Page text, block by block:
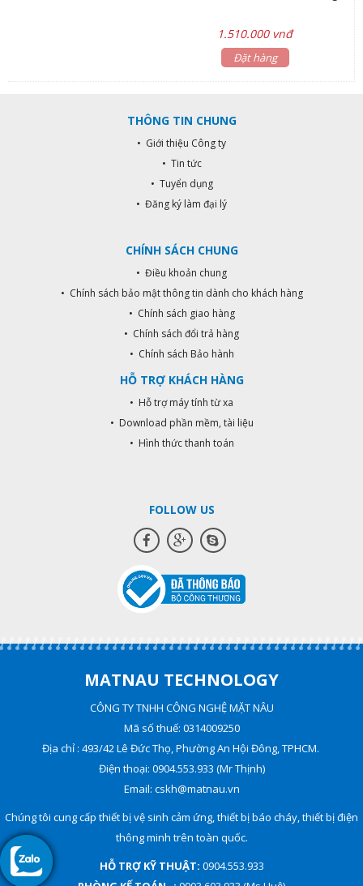
1.510.000 vnđ
Đặt hàng
THÔNG TIN CHUNG
• Giới thiệu Công ty
• Tin tức
• Tuyển dụng
• Đăng ký làm đại lý
CHÍNH SÁCH CHUNG
• Điều khoản chung
• Chính sách bảo mật thông tin dành cho khách hàng
• Chính sách giao hàng
• Chính sách đổi trả hàng
• Chính sách Bảo hành
HỖ TRỢ KHÁCH HÀNG
• Hỗ trợ máy tính từ xa
• Download phần mềm, tài liệu
• Hình thức thanh toán
FOLLOW US
MATNAU TECHNOLOGY
CÔNG TY TNHH CÔNG NGHỆ MẶT NÂU
Mã số thuế: 0314009250
Địa chỉ : 493/42 Lê Đức Thọ, Phường An Hội Đông, TPHCM.
Điện thoại: 0904.553.933 (Mr Thịnh)
Email: cskh@matnau.vn
Chúng tôi cung cấp thiết bị vệ sinh cảm ứng, thiết bị báo cháy, thiết bị điện
thông minh trên toàn quốc.
HỖ TRỢ KỸ THUẬT: 0904.553.933